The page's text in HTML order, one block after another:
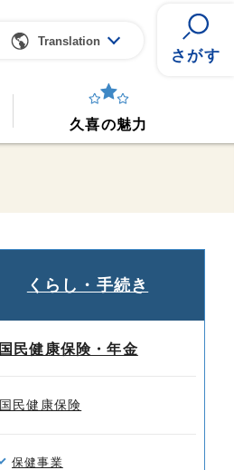
Translation
さがす
久喜の魅力
くらし・手続き
国民健康保険・年金
国民健康保険
保健事業